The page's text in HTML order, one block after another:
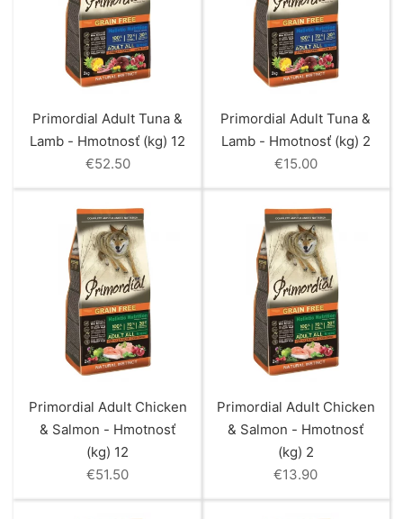
Primordial Adult Tuna &
Lamb - Hmotnosť (kg) 12
€52.50
Primordial Adult Tuna &
Lamb - Hmotnosť (kg) 2
€15.00
Primordial Adult Chicken
& Salmon - Hmotnosť
(kg) 12
€51.50
Primordial Adult Chicken
& Salmon - Hmotnosť
(kg) 2
€13.90